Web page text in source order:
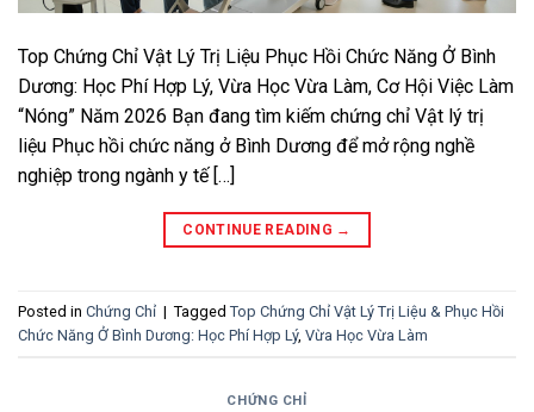
Top Chứng Chỉ Vật Lý Trị Liệu Phục Hồi Chức Năng Ở Bình
Dương: Học Phí Hợp Lý, Vừa Học Vừa Làm, Cơ Hội Việc Làm
“Nóng” Năm 2026 Bạn đang tìm kiếm chứng chỉ Vật lý trị
liệu Phục hồi chức năng ở Bình Dương để mở rộng nghề
nghiệp trong ngành y tế […]
CONTINUE READING →
Posted in Chứng Chỉ | Tagged Top Chứng Chỉ Vật Lý Trị Liệu & Phục Hồi
Chức Năng Ở Bình Dương: Học Phí Hợp Lý, Vừa Học Vừa Làm
CHỨNG CHỈ